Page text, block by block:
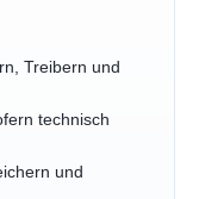
Treibern und
technisch
und